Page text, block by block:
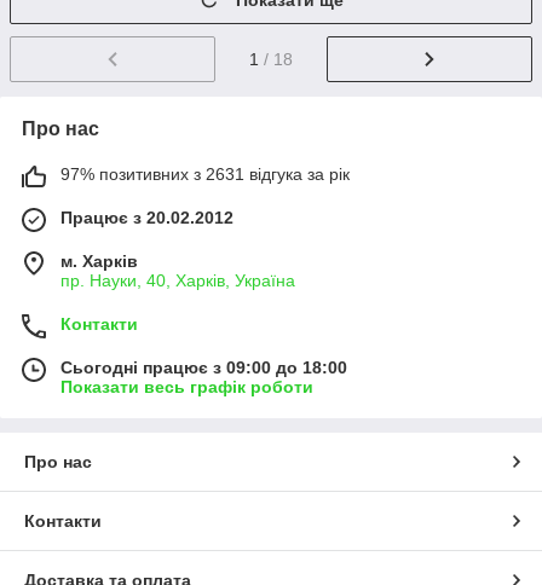
1 / 18
Про нас
97% позитивних з 2631 відгука за рік
Працює з 20.02.2012
м. Харків
пр. Науки, 40, Харків, Україна
Контакти
Сьогодні працює з 09:00 до 18:00
Показати весь графік роботи
Про нас
Контакти
Доставка та оплата